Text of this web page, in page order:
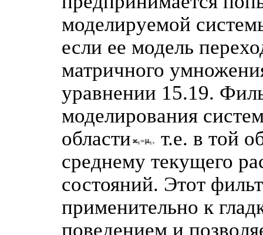
моделируемой
если ее модель
матричного
уравнении 15.19.
моделирования
области
т.е. в той
среднему текущего
состояний. Этот
применительно к
поведением и